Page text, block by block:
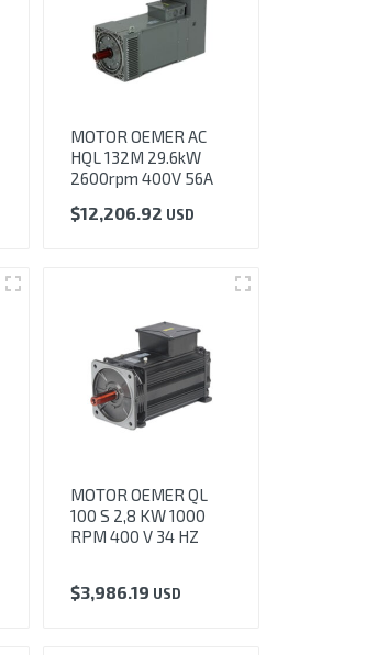
MOTOR OEMER AC
HQL 132M 29.6kW
2600rpm 400V 56A
$12,206.92 USD
MOTOR OEMER QL
100 S 2,8 KW 1000
RPM 400 V 34 HZ
$3,986.19 USD